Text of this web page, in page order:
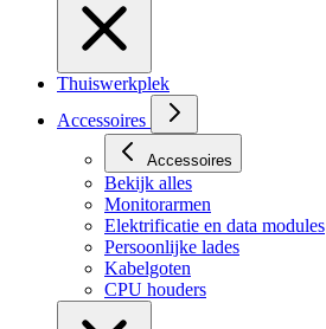
Thuiswerkplek
Accessoires
Accessoires
Bekijk alles
Monitorarmen
Elektrificatie en data modules
Persoonlijke lades
Kabelgoten
CPU houders